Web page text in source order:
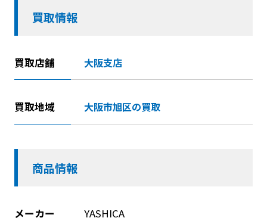
買取情報
買取店舗 大阪支店
買取地域 大阪市旭区の買取
商品情報
メーカー YASHICA